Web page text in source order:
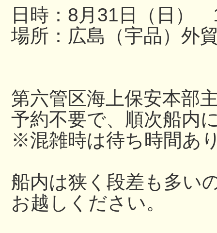
日時：8月31日（日）
場所：広島（宇品）外
第六管区海上保安本部
予約不要で、順次船内
※混雑時は待ち時間あ
船内は狭く段差も多い
お越しください。